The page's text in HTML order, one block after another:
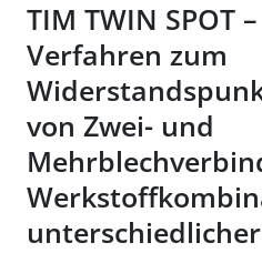
TIM TWIN SPOT
Verfahren zum
von Zwei- und